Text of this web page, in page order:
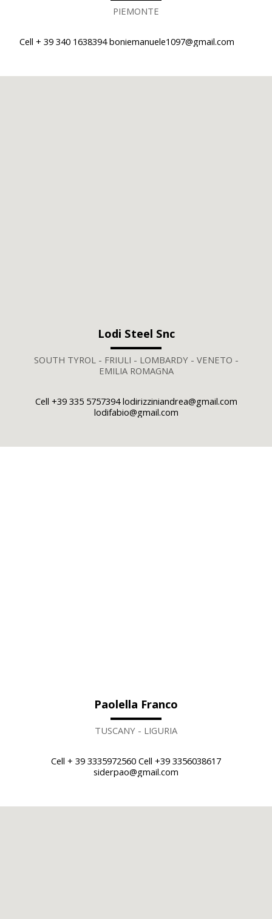
PIEMONTE
Cell + 39 340 1638394 boniemanuele1097@gmail.com
Lodi Steel Snc
SOUTH TYROL - FRIULI - LOMBARDY - VENETO -
EMILIA ROMAGNA
Cell +39 335 5757394 lodirizziniandrea@gmail.com
lodifabio@gmail.com
Paolella Franco
TUSCANY - LIGURIA
Cell + 39 3335972560 Cell +39 3356038617
siderpao@gmail.com